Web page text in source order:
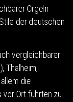
Orgeln
der deutschen
vergleichbarer
Thalheim,
die
Ort führten zu